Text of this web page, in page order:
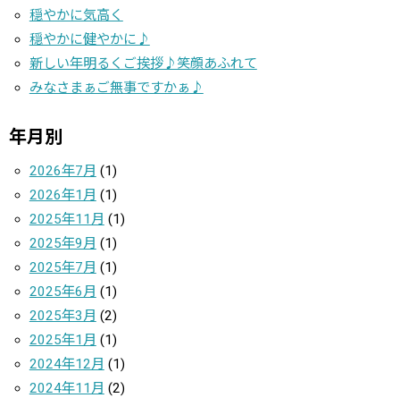
穏やかに気高く
穏やかに健やかに♪
新しい年明るくご挨拶♪笑顔あふれて
みなさまぁご無事ですかぁ♪
年月別
2026年7月 (1)
2026年1月 (1)
2025年11月 (1)
2025年9月 (1)
2025年7月 (1)
2025年6月 (1)
2025年3月 (2)
2025年1月 (1)
2024年12月 (1)
2024年11月 (2)